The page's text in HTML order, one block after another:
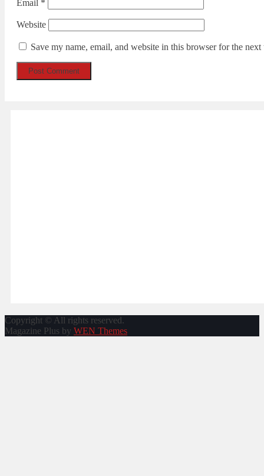
Email *
Website
Save my name, email, and website in this browser for the
Copyright © All rights reserved.
Magazine Plus by WEN Themes